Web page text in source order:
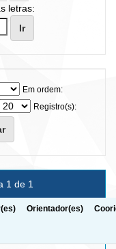
letras:
Em ordem:
Registro(s):
1 de 1
Orientador(es)